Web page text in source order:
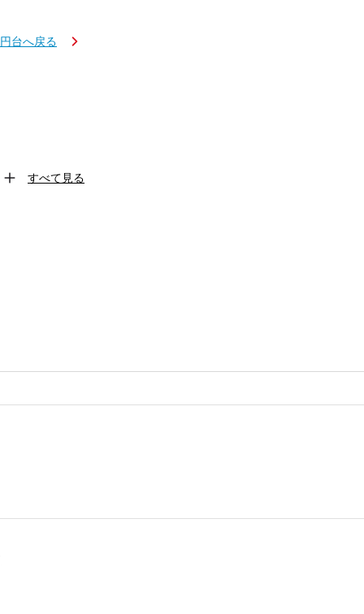
台へ戻る
すべて見る